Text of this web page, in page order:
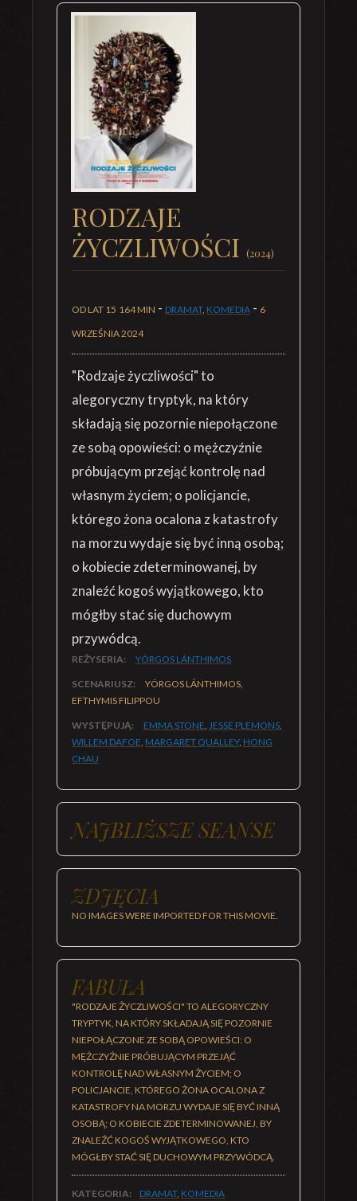
RODZAJE
ŻYCZLIWOŚCI (2024)
OD LAT 15 164 MIN - DRAMAT, KOMEDIA - 6
WRZEŚNIA 2024
"Rodzaje życzliwości" to
alegoryczny tryptyk, na który
składają się pozornie niepołączone
ze sobą opowieści: o mężczyźnie
próbującym przejąć kontrolę nad
własnym życiem; o policjancie,
którego żona ocalona z katastrofy
na morzu wydaje się być inną osobą;
o kobiecie zdeterminowanej, by
znaleźć kogoś wyjątkowego, kto
mógłby stać się duchowym
przywódcą.
REŻYSERIA: YÓRGOS LÁNTHIMOS
SCENARIUSZ:
YÓRGOS LÁNTHIMOS,
EFTHYMIS FILIPPOU
WYSTĘPUJĄ: EMMA STONE, JESSE PLEMONS,
WILLEM DAFOE, MARGARET QUALLEY, HONG
CHAU
NAJBLIŻSZE SEANSE
ZDJĘCIA
NO IMAGES WERE IMPORTED FOR THIS MOVIE.
FABUŁA
"RODZAJE ŻYCZLIWOŚCI" TO ALEGORYCZNY
TRYPTYK, NA KTÓRY SKŁADAJĄ SIĘ POZORNIE
NIEPOŁĄCZONE ZE SOBĄ OPOWIEŚCI: O
MĘŻCZYŹNIE PRÓBUJĄCYM PRZEJĄĆ
KONTROLĘ NAD WŁASNYM ŻYCIEM; O
POLICJANCIE, KTÓREGO ŻONA OCALONA Z
KATASTROFY NA MORZU WYDAJE SIĘ BYĆ INNĄ
OSOBĄ; O KOBIECIE ZDETERMINOWANEJ, BY
ZNALEŹĆ KOGOŚ WYJĄTKOWEGO, KTO
MÓGŁBY STAĆ SIĘ DUCHOWYM PRZYWÓDCĄ.
KATEGORIA: DRAMAT, KOMEDIA